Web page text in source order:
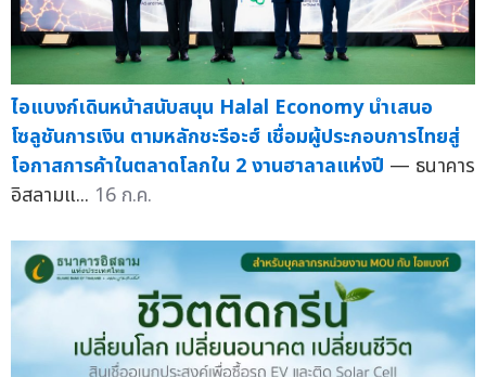
ไอแบงก์เดินหน้าสนับสนุน Halal Economy นำเสนอ
โซลูชันการเงิน ตามหลักชะรีอะฮ์ เชื่อมผู้ประกอบการไทยสู่
โอกาสการค้าในตลาดโลกใน 2 งานฮาลาลแห่งปี — ธนาคาร
อิสลามแ... 16 ก.ค.